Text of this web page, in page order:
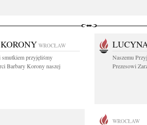
WROCŁAW
smutkiem przyjęliśmy
Barbary Korony naszej
Naszemu
Prezesowi
WROCŁAW